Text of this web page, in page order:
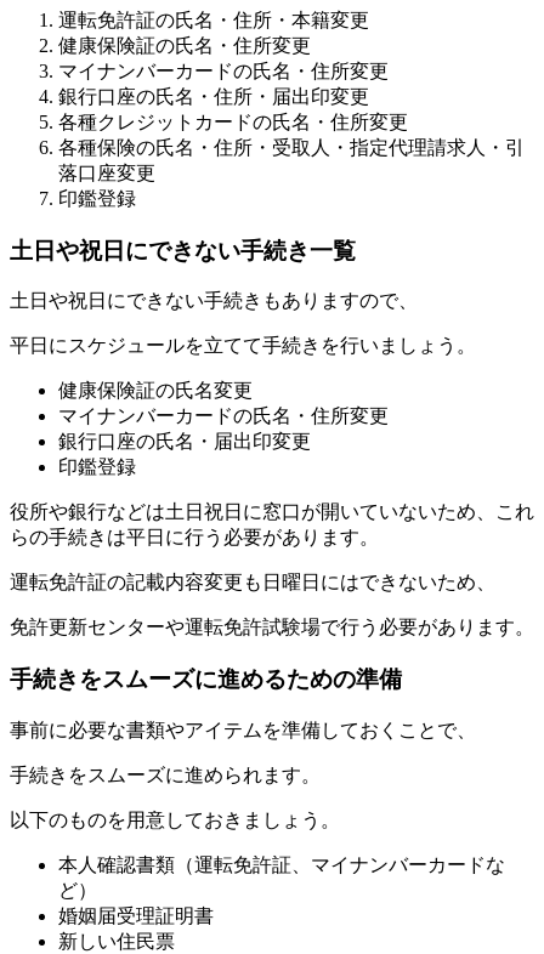
運転免許証の氏名・住所・本籍変更
健康保険証の氏名・住所変更
マイナンバーカードの氏名・住所変更
銀行口座の氏名・住所・届出印変更
各種クレジットカードの氏名・住所変更
各種保険の氏名・住所・受取人・指定代理請求人・引
落口座変更
印鑑登録
土日や祝日にできない手続き一覧
土日や祝日にできない手続きもありますので、
平日にスケジュールを立てて手続きを行いましょう。
健康保険証の氏名変更
マイナンバーカードの氏名・住所変更
銀行口座の氏名・届出印変更
印鑑登録
役所や銀行などは土日祝日に窓口が開いていないため、これ
らの手続きは平日に行う必要があります。
運転免許証の記載内容変更も日曜日にはできないため、
免許更新センターや運転免許試験場で行う必要があります。
手続きをスムーズに進めるための準備
事前に必要な書類やアイテムを準備しておくことで、
手続きをスムーズに進められます。
以下のものを用意しておきましょう。
本人確認書類（運転免許証、マイナンバーカードな
ど）
婚姻届受理証明書
新しい住民票